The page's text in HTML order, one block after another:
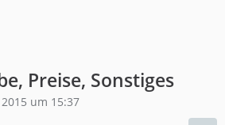
Preise, Sonstiges
um 15:37